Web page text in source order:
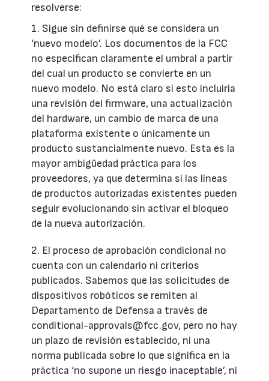
resolverse:
1. Sigue sin definirse qué se considera un
‘nuevo modelo’. Los documentos de la FCC
no especifican claramente el umbral a partir
del cual un producto se convierte en un
nuevo modelo. No está claro si esto incluiría
una revisión del firmware, una actualización
del hardware, un cambio de marca de una
plataforma existente o únicamente un
producto sustancialmente nuevo. Esta es la
mayor ambigüedad práctica para los
proveedores, ya que determina si las líneas
de productos autorizadas existentes pueden
seguir evolucionando sin activar el bloqueo
de la nueva autorización.
2. El proceso de aprobación condicional no
cuenta con un calendario ni criterios
publicados. Sabemos que las solicitudes de
dispositivos robóticos se remiten al
Departamento de Defensa a través de
conditional-approvals@fcc.gov, pero no hay
un plazo de revisión establecido, ni una
norma publicada sobre lo que significa en la
práctica ‘no supone un riesgo inaceptable’, ni